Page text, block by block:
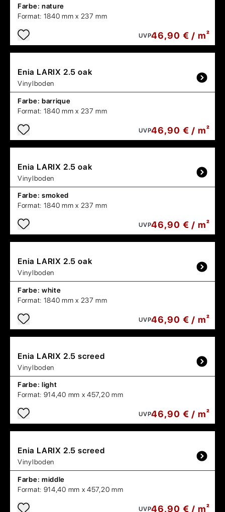
Farbe: nature
Format: 1840 mm x 237 mm
UVP46,90 € / m²
Enia LARIX 2.5 oak
Vinylboden
Farbe: barrique
Format: 1840 mm x 237 mm
UVP46,90 € / m²
Enia LARIX 2.5 oak
Vinylboden
Farbe: smoked
Format: 1840 mm x 237 mm
UVP46,90 € / m²
Enia LARIX 2.5 oak
Vinylboden
Farbe: white
Format: 1840 mm x 237 mm
UVP46,90 € / m²
Enia LARIX 2.5 screed
Vinylboden
Farbe: light
Format: 914,40 mm x 457,20 mm
UVP46,90 € / m²
Enia LARIX 2.5 screed
Vinylboden
Farbe: middle
Format: 914,40 mm x 457,20 mm
UVP46,90 € / m²